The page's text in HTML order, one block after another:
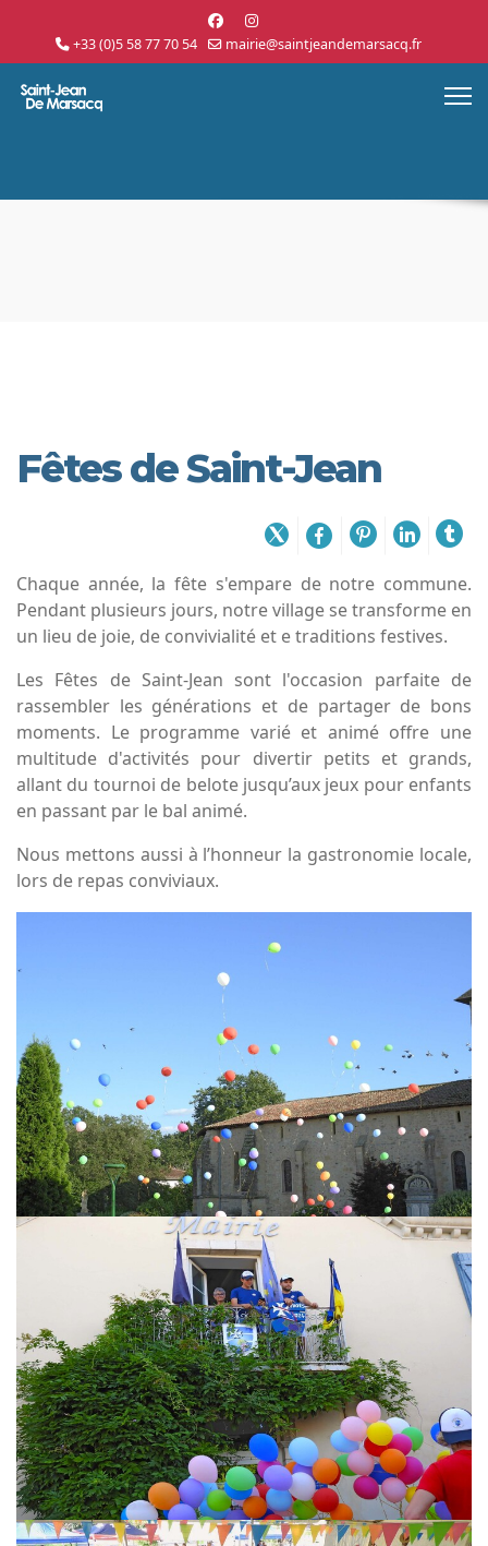
+33 (0)5 58 77 70 54 mairie@saintjeandemarsacq.fr
Fêtes de Saint-Jean
Chaque année, la fête s'empare de notre commune.
Pendant plusieurs jours, notre village se transforme en
un lieu de joie, de convivialité et e traditions festives.
Les Fêtes de Saint-Jean sont l'occasion parfaite de
rassembler les générations et de partager de bons
moments. Le programme varié et animé offre une
multitude d'activités pour divertir petits et grands,
allant du tournoi de belote jusqu’aux jeux pour enfants
en passant par le bal animé.
Nous mettons aussi à l’honneur la gastronomie locale,
lors de repas conviviaux.